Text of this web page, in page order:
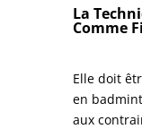
La
Comme
Elle doit
en
aux